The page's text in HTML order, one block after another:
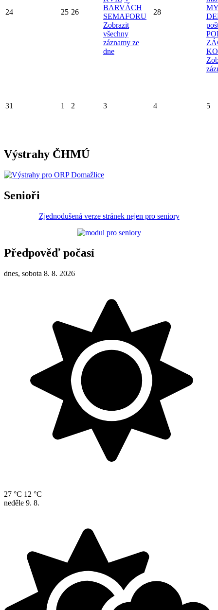
24 25 26
BARVÁCH
SEMAFORU
Zobrazit
všechny
záznamy ze
dne
28
31 1 2 3 4 5
Výstrahy ČHMÚ
Senioři
Zjednodušená verze stránek nejen pro seniory
Předpověď počasí
dnes, sobota 8. 8. 2026
27 °C 12 °C
neděle 9. 8.